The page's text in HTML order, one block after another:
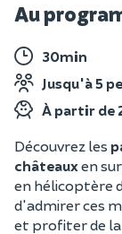
Au
30min
Jusqu'à 5
À partir de
Découvrez les
châteauxen
en hélicoptère
d'admirer ces
et profiter de la